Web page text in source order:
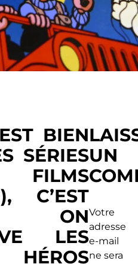
BIEN
SÉRIES
FILMS
C’EST
ON
LES
HÉROS
UN
Votre
adresse
e-mail
ne sera